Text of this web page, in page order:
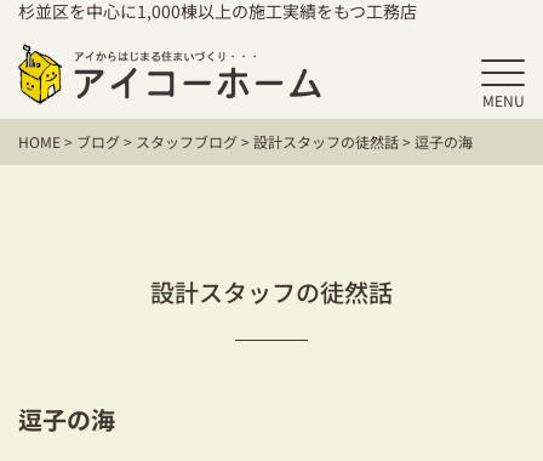
杉並区を中心に1,000棟以上の施工実績をもつ工務店
MENU
HOME
アイコーホームの家づくり
お客様の声
保証／アフターサポート
HOME> ブログ> スタッフブログ>設計スタッフの徒然話>逗子の海
設計スタッフの徒然話
逗子の海